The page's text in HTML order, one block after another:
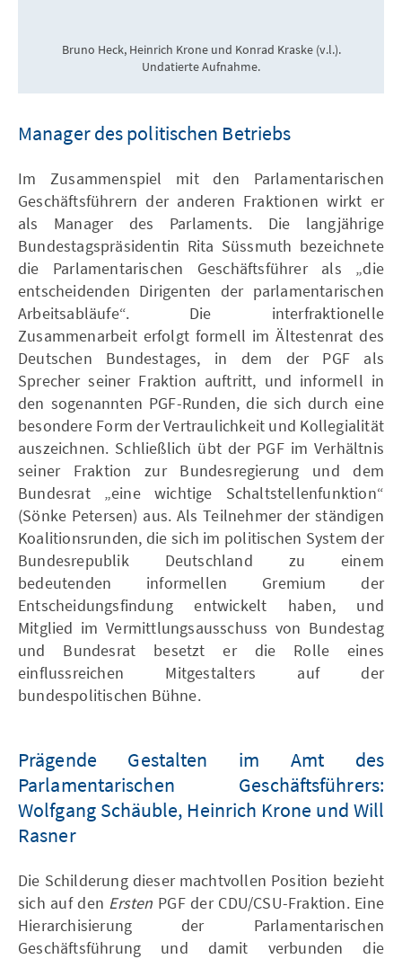
Bruno Heck, Heinrich Krone und Konrad Kraske (v.l.).
Undatierte Aufnahme.
Manager des politischen Betriebs
Im Zusammenspiel mit den Parlamentarischen
Geschäftsführern der anderen Fraktionen wirkt er
als Manager des Parlaments. Die langjährige
Bundestagspräsidentin Rita Süssmuth bezeichnete
die Parlamentarischen Geschäftsführer als „die
entscheidenden Dirigenten der parlamentarischen
Arbeitsabläufe“. Die interfraktionelle
Zusammenarbeit erfolgt formell im Ältestenrat des
Deutschen Bundestages, in dem der PGF als
Sprecher seiner Fraktion auftritt, und informell in
den sogenannten PGF-Runden, die sich durch eine
besondere Form der Vertraulichkeit und Kollegialität
auszeichnen. Schließlich übt der PGF im Verhältnis
seiner Fraktion zur Bundesregierung und dem
Bundesrat „eine wichtige Schaltstellenfunktion“
(Sönke Petersen) aus. Als Teilnehmer der ständigen
Koalitionsrunden, die sich im politischen System der
Bundesrepublik Deutschland zu einem
bedeutenden informellen Gremium der
Entscheidungsfindung entwickelt haben, und
Mitglied im Vermittlungsausschuss von Bundestag
und Bundesrat besetzt er die Rolle eines
einflussreichen Mitgestalters auf der
bundespolitischen Bühne.
Prägende Gestalten im Amt des
Parlamentarischen Geschäftsführers:
Wolfgang Schäuble, Heinrich Krone und Will
Rasner
Die Schilderung dieser machtvollen Position bezieht
sich auf den Ersten PGF der CDU/CSU-Fraktion. Eine
Hierarchisierung der Parlamentarischen
Geschäftsführung und damit verbunden die